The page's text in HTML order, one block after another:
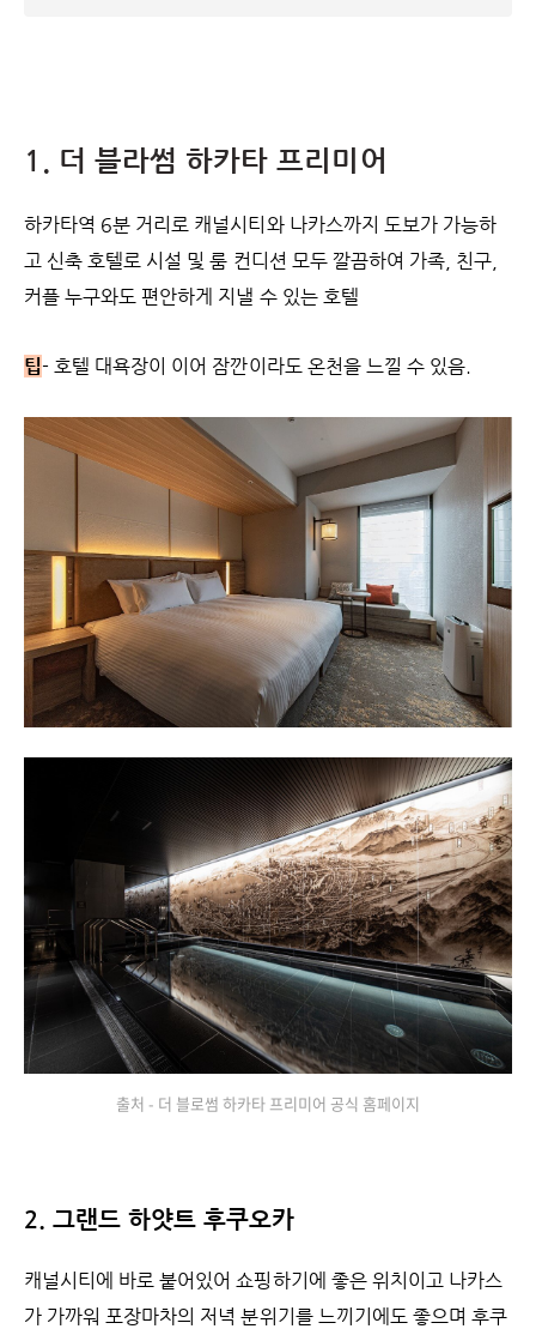
1. 더 블라썸 하카타 프리미어
하카타역 6분 거리로 캐널시티와 나카스까지 도보가 가능하
고 신축 호텔로 시설 및 룸 컨디션 모두 깔끔하여 가족, 친구,
커플 누구와도 편안하게 지낼 수 있는 호텔
팁- 호텔 대욕장이 이어 잠깐이라도 온천을 느낄 수 있음.
출처 - 더 블로썸 하카타 프리미어 공식 홈페이지
2. 그랜드 하얏트 후쿠오카
캐널시티에 바로 붙어있어 쇼핑하기에 좋은 위치이고 나카스
가 가까워 포장마차의 저녁 분위기를 느끼기에도 좋으며 후쿠